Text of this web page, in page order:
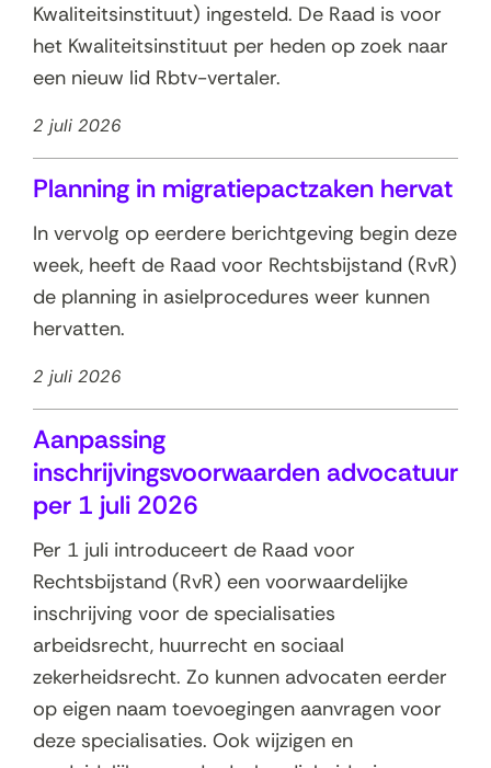
Kwaliteitsinstituut) ingesteld. De Raad is voor
het Kwaliteitsinstituut per heden op zoek naar
een nieuw lid Rbtv-vertaler.
2 juli 2026
Planning in migratiepactzaken hervat
In vervolg op eerdere berichtgeving begin deze
week, heeft de Raad voor Rechtsbijstand (RvR)
de planning in asielprocedures weer kunnen
hervatten.
2 juli 2026
Aanpassing
inschrijvingsvoorwaarden advocatuur
per 1 juli 2026
Per 1 juli introduceert de Raad voor
Rechtsbijstand (RvR) een voorwaardelijke
inschrijving voor de specialisaties
arbeidsrecht, huurrecht en sociaal
zekerheidsrecht. Zo kunnen advocaten eerder
op eigen naam toevoegingen aanvragen voor
deze specialisaties. Ook wijzigen en